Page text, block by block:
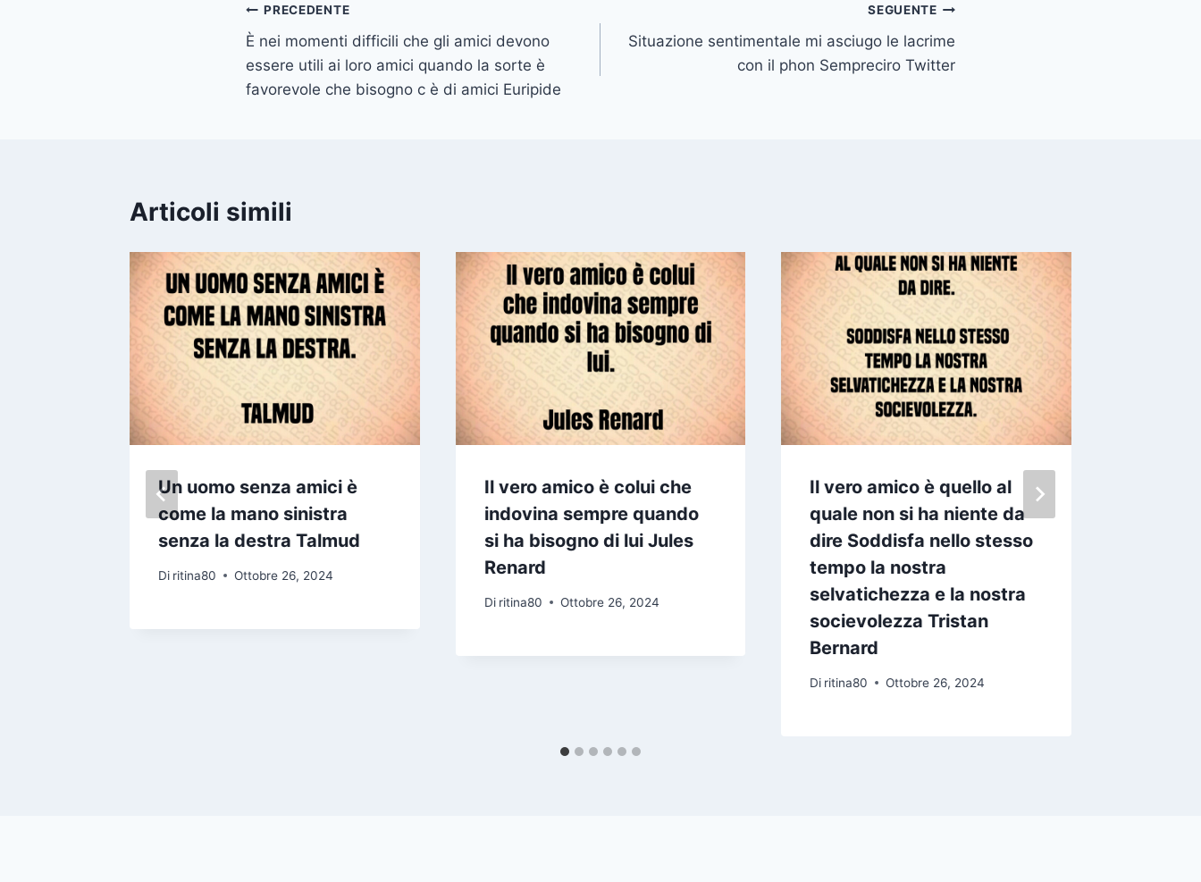
Navigazione
articoli
PRECEDENTE
È nei momenti difficili che gli amici devono
essere utili ai loro amici quando la sorte è
favorevole che bisogno c è di amici Euripide
SEGUENTE
Situazione sentimentale mi asciugo le lacrime
con il phon Sempreciro Twitter
Articoli simili
Un uomo senza amici è
come la mano sinistra
senza la destra Talmud
Di ritina80 Ottobre 26, 2024
Il vero amico è colui che
indovina sempre quando
si ha bisogno di lui Jules
Renard
Di ritina80 Ottobre 26, 2024
Il vero amico è quello al
quale non si ha niente da
dire Soddisfa nello stesso
tempo la nostra
selvatichezza e la nostra
socievolezza Tristan
Bernard
Di ritina80 Ottobre 26, 2024